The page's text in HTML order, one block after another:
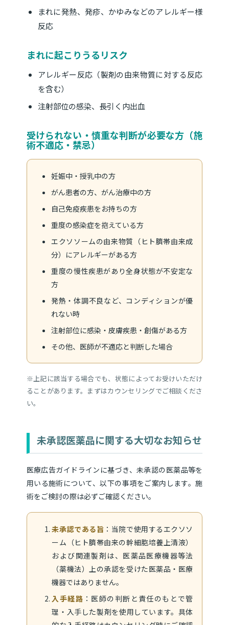
まれに発熱、発疹、かゆみなどのアレルギー様
反応
まれに起こりうるリスク
アレルギー反応（製剤の由来物質に対する反応
を含む）
注射部位の感染、長引く内出血
受けられない・慎重な判断が必要な方（施
術不適応・禁忌）
妊娠中・授乳中の方
がん患者の方、がん治療中の方
自己免疫疾患をお持ちの方
重度の感染症を抱えている方
エクソソームの由来物質（ヒト臍帯由来成
分）にアレルギーがある方
重度の慢性疾患があり全身状態が不安定な
方
発熱・体調不良など、コンディションが優
れない時
注射部位に感染・皮膚疾患・創傷がある方
その他、医師が不適応と判断した場合
※上記に該当する場合でも、状態によってお受けいただけ
ることがあります。まずはカウンセリングでご相談くださ
い。
未承認医薬品に関する大切なお知らせ
医療広告ガイドラインに基づき、未承認の医薬品等を
用いる施術について、以下の事項をご案内します。施
術をご検討の際は必ずご確認ください。
未承認である旨 ：当院で使用するエクソソ
ーム（ヒト臍帯由来の幹細胞培養上清液）
および関連製剤は、医薬品医療機器等法
（薬機法）上の承認を受けた医薬品・医療
機器ではありません。
入手経路 ：医師の判断と責任のもとで管
理・入手した製剤を使用しています。具体